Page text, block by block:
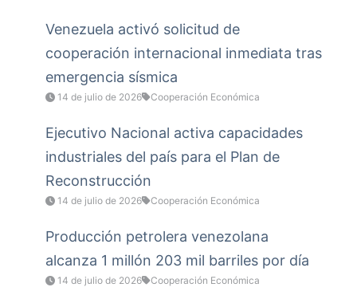
Venezuela activó solicitud de
cooperación internacional inmediata tras
emergencia sísmica
14 de julio de 2026 Cooperación Económica
Ejecutivo Nacional activa capacidades
industriales del país para el Plan de
Reconstrucción
14 de julio de 2026 Cooperación Económica
Producción petrolera venezolana
alcanza 1 millón 203 mil barriles por día
14 de julio de 2026 Cooperación Económica